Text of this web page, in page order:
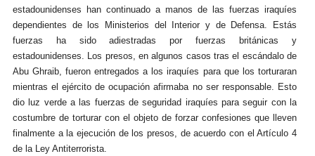
estadounidenses han continuado a manos de las fuerzas iraquíes
dependientes de los Ministerios del Interior y de Defensa. Estás
fuerzas ha sido adiestradas por fuerzas británicas y
estadounidenses. Los presos, en algunos casos tras el escándalo de
Abu Ghraib, fueron entregados a los iraquíes para que los torturaran
mientras el ejército de ocupación afirmaba no ser responsable. Esto
dio luz verde a las fuerzas de seguridad iraquíes para seguir con la
costumbre de torturar con el objeto de forzar confesiones que lleven
finalmente a la ejecución de los presos, de acuerdo con el Artículo 4
de la Ley Antiterrorista.